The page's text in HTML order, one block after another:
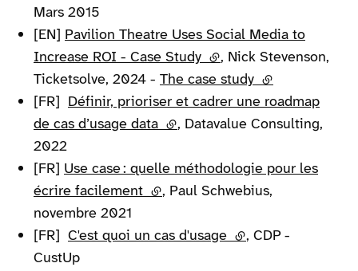
Mars 2015
[EN] Pavilion Theatre Uses Social Media to
Increase ROI - Case Study (lien externe)
, Nick Stevenson,
Ticketsolve, 2024 - The case study (lien externe)
[FR] Définir, prioriser et cadrer une roadmap
de cas d’usage data (lien externe)
, Datavalue Consulting,
2022
[FR] Use case : quelle méthodologie pour les
écrire facilement (lien externe)
, Paul Schwebius,
novembre 2021
[FR] C'est quoi un cas d'usage (lien externe)
, CDP -
CustUp